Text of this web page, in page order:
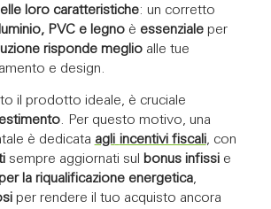
loro caratteristiche: un corretto
PVC e legnoè essenzialeper
risponde meglioalle tue
e design.
il prodotto ideale, è cruciale
. Per questo motivo, una
è dedicata agli incentivi fiscali, con
sempre aggiornati sul bonus infissie
la riqualificazione energetica,
per rendere il tuo acquisto ancora